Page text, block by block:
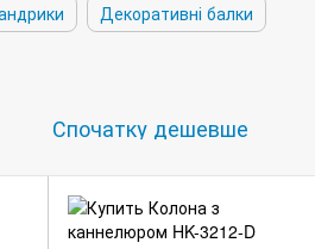
Декоративні балки
Спочатку дешевше